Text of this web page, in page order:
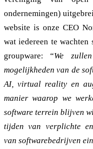
ondernemingen)
website is onze CEO
wat iedereen te wachten
groupware: “We
mogelijkheden van de
AI, virtual reality en
manier waarop we
software terrein blijven
tijden van verplichte
van softwarebedrijven